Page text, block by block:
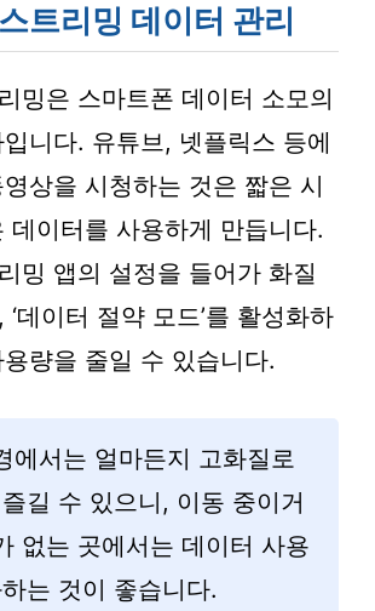
트리밍 데이터 관리
밍은 스마트폰 데이터 소모의
니다. 유튜브, 넷플릭스 등에
상을 시청하는 것은 짧은 시
데이터를 사용하게 만듭니다.
밍 앱의 설정을 들어가 화질
데이터 절약 모드’를 활성화하
량을 줄일 수 있습니다.
에서는 얼마든지 고화질로
길 수 있으니, 이동 중이거
없는 곳에서는 데이터 사용
는 것이 좋습니다.